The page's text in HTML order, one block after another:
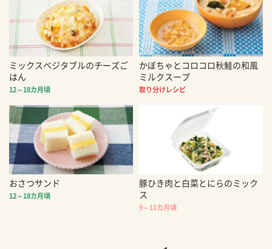
ミックスベジタブルのチーズご
はん
12～18カ月頃
かぼちゃとコロコロ秋鮭の和風
ミルクスープ
取り分けレシピ
おさつサンド
12～18カ月頃
豚ひき肉と白菜とにらのミック
ス
9～11カ月頃